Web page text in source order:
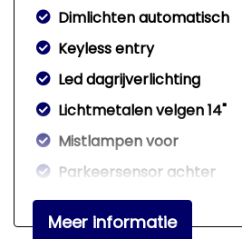
Dimlichten automatisch
Keyless entry
Led dagrijverlichting
Lichtmetalen velgen 14"
Mistlampen voor
Parkeersensor achter
Sportonderstel
Verwarmde voorruit
Meer informatie